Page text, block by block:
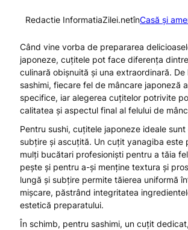
Redactie InformatiaZilei.netînCasă și
Când vine vorba de prepararea
japoneze, cuțitele pot face diferența
culinară obișnuită și una extraordinară. De
sashimi, fiecare fel de mâncare japoneză
specifice, iar alegerea cuțitelor potrivite
calitatea și aspectul final al felului de
Pentru sushi, cuțitele japoneze ideale sunt
subțire și ascuțită. Un cuțit yanagiba este
mulți bucătari profesioniști pentru a tăia
pește și pentru a-și menține textura și
lungă și subțire permite tăierea uniformă
mișcare, păstrând integritatea
estetică preparatului.
În schimb, pentru sashimi, un cuțit